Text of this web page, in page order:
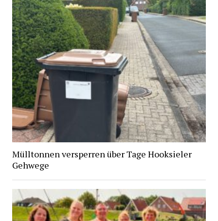
Mülltonnen versperren über Tage Hooksieler
Gehwege